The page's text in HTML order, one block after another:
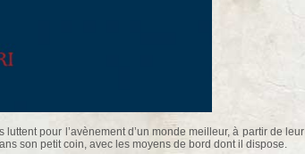
luttent pour l’avènement d’un monde meilleur, à partir de leur
son petit coin, avec les moyens de bord dont il dispose.